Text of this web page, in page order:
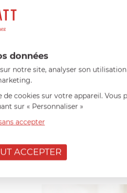
esthétique, leurs couleurs, leur
relevées apporteront
données
notre site, analyser son
cookies sur votre appareil. Vous
sur « Personnaliser »
accepter
ACCEPTER